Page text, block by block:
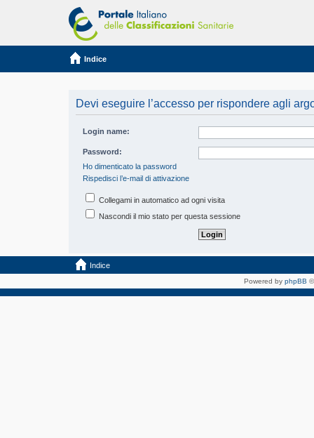
Indice
Devi eseguire l’accesso per rispondere agli
Login name:
Password:
Ho dimenticato la password
Rispedisci l’e-mail di attivazione
Collegami in automatico ad ogni visita
Nascondi il mio stato per questa sessione
Indice
Powered by phpBB